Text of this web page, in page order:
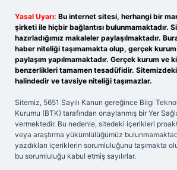
Yasal Uyarı: Bu internet sitesi, herhangi bir
şirketi ile hiçbir bağlantısı bulunmamaktadır.
hazırladığımız makaleler paylaşılmaktadır.
haber niteliği taşımamakta olup, gerçek
paylaşım yapılmamaktadır. Gerçek kurum ve
benzerlikleri tamamen tesadüfidir.
halindedir ve tavsiye niteliği taşımazlar.
Sitemiz, 5651 Sayılı Kanun gereğince Bilgi
Kurumu (BTK) tarafından onaylanmış bir Yer
vermektedir. Bu nedenle, sitedeki içerikleri
veya araştırma yükümlülüğümüz
yazdıkları içeriklerin sorumluluğunu taşımakta
bu sorumluluğu kabul etmiş sayılırlar.